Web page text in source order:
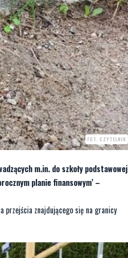
FOT. CZYTELNIK
m.in. do szkoły podstawowej
planie finansowym’ –
przejścia znajdującego się na granicy